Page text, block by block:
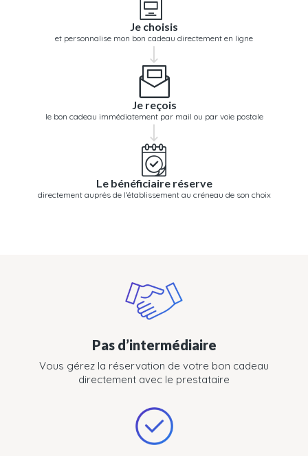
Je choisis
et personnalise mon bon cadeau directement en ligne
Je reçois
le bon cadeau immédiatement par mail ou par voie postale
Le bénéficiaire réserve
directement auprès de l'établissement au créneau de son choix
Pas d’intermédiaire
Vous gérez la réservation de votre bon cadeau
directement avec le prestataire